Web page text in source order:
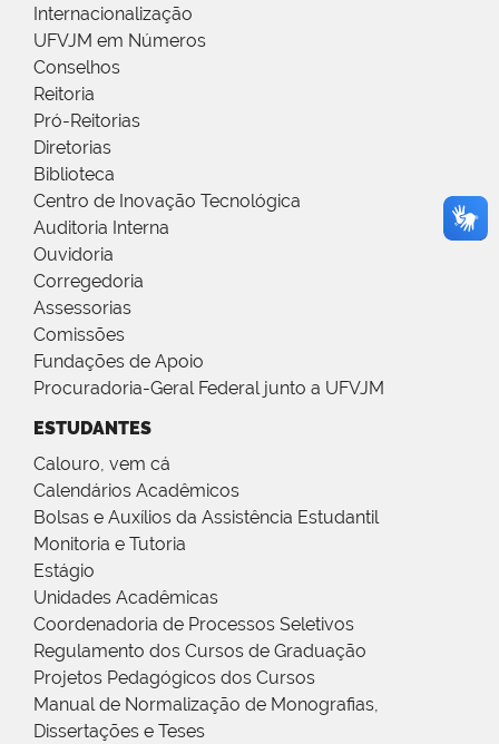
Internacionalização
UFVJM em Números
Conselhos
Reitoria
Pró-Reitorias
Diretorias
Biblioteca
Centro de Inovação Tecnológica
Auditoria Interna
Ouvidoria
Corregedoria
Assessorias
Comissões
Fundações de Apoio
Procuradoria-Geral Federal junto a UFVJM
ESTUDANTES
Calouro, vem cá
Calendários Acadêmicos
Bolsas e Auxílios da Assistência Estudantil
Monitoria e Tutoria
Estágio
Unidades Acadêmicas
Coordenadoria de Processos Seletivos
Regulamento dos Cursos de Graduação
Projetos Pedagógicos dos Cursos
Manual de Normalização de Monografias,
Dissertações e Teses